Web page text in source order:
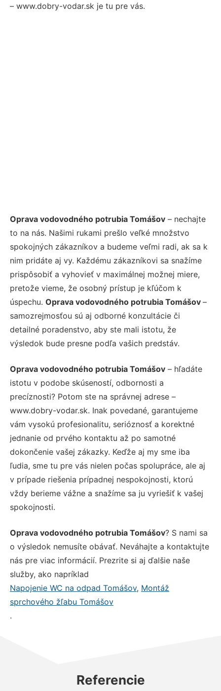
– www.dobry-vodar.sk je tu pre vás.
Oprava vodovodného potrubia Tomášov – nechajte
to na nás. Našimi rukami prešlo veľké množstvo
spokojných zákazníkov a budeme veľmi radi, ak sa k
nim pridáte aj vy. Každému zákazníkovi sa snažíme
prispôsobiť a vyhovieť v maximálnej možnej miere,
pretože vieme, že osobný prístup je kľúčom k
úspechu. Oprava vodovodného potrubia Tomášov –
samozrejmosťou sú aj odborné konzultácie či
detailné poradenstvo, aby ste mali istotu, že
výsledok bude presne podľa vašich predstáv.
Oprava vodovodného potrubia Tomášov – hľadáte
istotu v podobe skúseností, odbornosti a
precíznosti? Potom ste na správnej adrese –
www.dobry-vodar.sk. Inak povedané, garantujeme
vám vysokú profesionalitu, serióznosť a korektné
jednanie od prvého kontaktu až po samotné
dokončenie vašej zákazky. Keďže aj my sme iba
ľudia, sme tu pre vás nielen počas spolupráce, ale aj
v prípade riešenia prípadnej nespokojnosti, ktorú
vždy berieme vážne a snažíme sa ju vyriešiť k vašej
spokojnosti.
Oprava vodovodného potrubia Tomášov? S nami sa
o výsledok nemusíte obávať. Neváhajte a kontaktujte
nás pre viac informácií. Prezrite si aj ďalšie naše
služby, ako napríklad
Napojenie WC na odpad Tomášov, Montáž
sprchového žľabu Tomášov
.
Referencie